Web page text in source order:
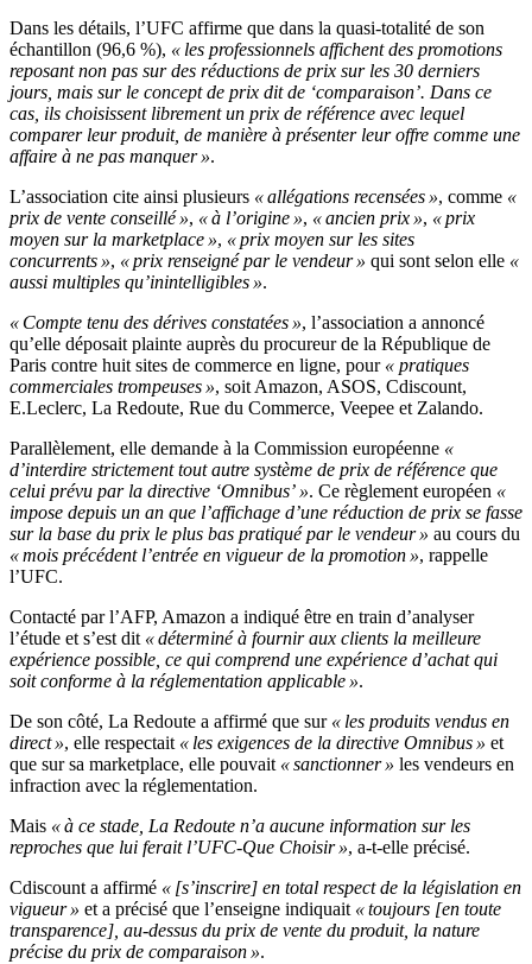
Dans les détails, l’UFC affirme que dans la quasi-totalité de son
échantillon (96,6 %), « les professionnels affichent des promotions
reposant non pas sur des réductions de prix sur les 30 derniers
jours, mais sur le concept de prix dit de ‘comparaison’. Dans ce
cas, ils choisissent librement un prix de référence avec lequel
comparer leur produit, de manière à présenter leur offre comme une
affaire à ne pas manquer ».
L’association cite ainsi plusieurs « allégations recensées », comme «
prix de vente conseillé », « à l’origine », « ancien prix », « prix
moyen sur la marketplace », « prix moyen sur les sites
concurrents », « prix renseigné par le vendeur » qui sont selon elle «
aussi multiples qu’inintelligibles ».
« Compte tenu des dérives constatées », l’association a annoncé
qu’elle déposait plainte auprès du procureur de la République de
Paris contre huit sites de commerce en ligne, pour « pratiques
commerciales trompeuses », soit Amazon, ASOS, Cdiscount,
E.Leclerc, La Redoute, Rue du Commerce, Veepee et Zalando.
Parallèlement, elle demande à la Commission européenne «
d’interdire strictement tout autre système de prix de référence que
celui prévu par la directive ‘Omnibus’ ». Ce règlement européen «
impose depuis un an que l’affichage d’une réduction de prix se fasse
sur la base du prix le plus bas pratiqué par le vendeur » au cours du
« mois précédent l’entrée en vigueur de la promotion », rappelle
l’UFC.
Contacté par l’AFP, Amazon a indiqué être en train d’analyser
l’étude et s’est dit « déterminé à fournir aux clients la meilleure
expérience possible, ce qui comprend une expérience d’achat qui
soit conforme à la réglementation applicable ».
De son côté, La Redoute a affirmé que sur « les produits vendus en
direct », elle respectait « les exigences de la directive Omnibus » et
que sur sa marketplace, elle pouvait « sanctionner » les vendeurs en
infraction avec la réglementation.
Mais « à ce stade, La Redoute n’a aucune information sur les
reproches que lui ferait l’UFC-Que Choisir », a-t-elle précisé.
Cdiscount a affirmé « [s’inscrire] en total respect de la législation en
vigueur » et a précisé que l’enseigne indiquait « toujours [en toute
transparence], au-dessus du prix de vente du produit, la nature
précise du prix de comparaison ».